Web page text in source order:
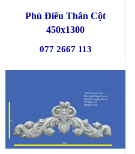
Phù Điêu Thân Cột
450x1300
077 2667 113